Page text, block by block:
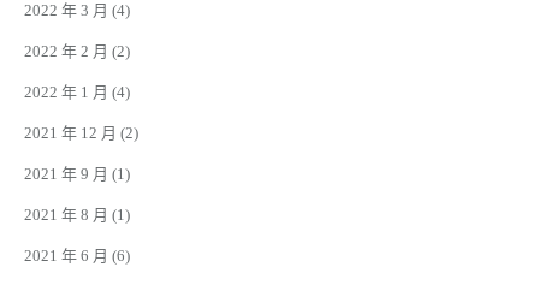
2022 年 3 月 (4)
2022 年 2 月 (2)
2022 年 1 月 (4)
2021 年 12 月 (2)
2021 年 9 月 (1)
2021 年 8 月 (1)
2021 年 6 月 (6)